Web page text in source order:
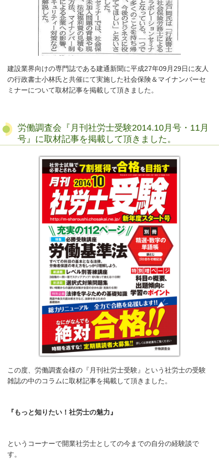
建設業界向けの専門誌である建通新聞に平成27年09月29日に友人
の行政書士小林氏と共催にて実施した社会保険＆マイナンバーセ
ミナーについて取材記事を掲載して頂きました。
労働調査会『月刊社労士受験2014.10月号・11月
号』に取材記事を掲載して頂きました。
この度、労働調査会様の『月刊社労士受験』という社労士の受験
雑誌の中のコラムに取材記事を掲載して頂きました。
『もっと知りたい！社労士の魅力』
というコーナーで開業社労士としての今までの自分の経験談で
す。